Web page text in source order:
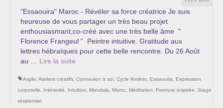
"Essaouira" Maroc - Révéler sa force créatrice Je suis
heureuse de vous partager un très beau projet
enthousiasmant,co-créé avec une très belle âme "
Florence Frangeul " Peintre intuitive. Gratitude aux
lettres hébraïques pour cette belle rencontre. Du 26 Août
au … Lire la suite­­
Argile Ateliers créatifs Connexion à soi Cycle féminin Essaouira
Expression
corporelle
Intériorité Intuition Mandala Maroc Méditation Peinture inspirée
Stage
résidentiel